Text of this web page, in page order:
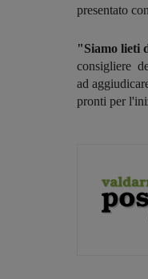
presentato
"Siamo lieti
consigliere
ad
pronti per